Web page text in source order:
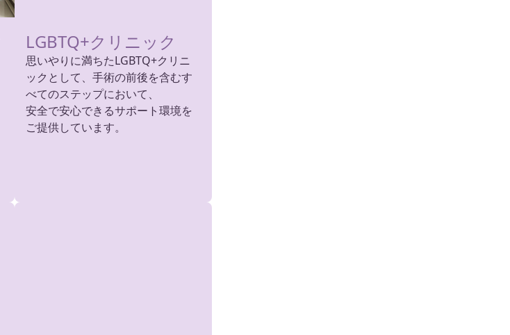
LGBTQ+クリニック
思いやりに満ちたLGBTQ+クリニ
ックとして、手術の前後を含むす
べてのステップにおいて、
安全で安心できるサポート環境を
ご提供しています。